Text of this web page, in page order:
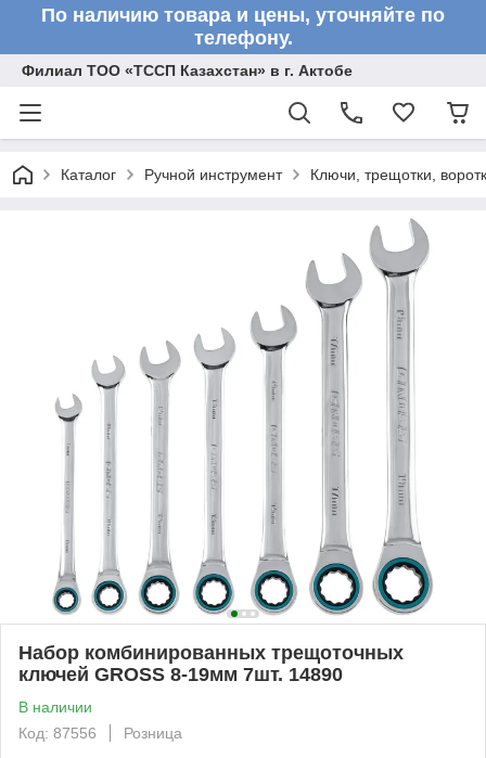
По наличию товара и цены, уточняйте по
телефону.
Филиал ТОО «ТССП Казахстан» в г. Актобе
Каталог Ручной инструмент Ключи, трещотки,
Набор комбинированных трещоточных
ключей GROSS 8-19мм 7шт. 14890
В наличии
Код: 87556
Розница